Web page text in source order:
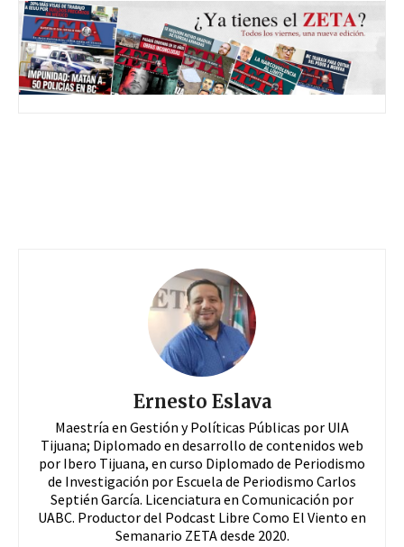
Ernesto Eslava
Maestría en Gestión y Políticas Públicas por UIA
Tijuana; Diplomado en desarrollo de contenidos web
por Ibero Tijuana, en curso Diplomado de Periodismo
de Investigación por Escuela de Periodismo Carlos
Septién García. Licenciatura en Comunicación por
UABC. Productor del Podcast Libre Como El Viento en
Semanario ZETA desde 2020.